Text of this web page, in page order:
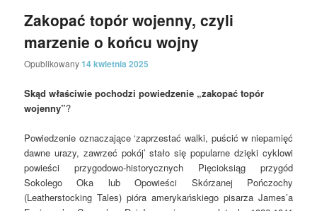
Zakopać topór wojenny, czyli
marzenie o końcu wojny
Opublikowany14 kwietnia 2025
Skąd właściwie pochodzi powiedzenie „zakopać topór
wojenny”?
Powiedzenie oznaczające ‘zaprzestać walki, puścić w niepamięć
dawne urazy, zawrzeć pokój’ stało się popularne dzięki cyklowi
powieści przygodowo-historycznych Pięcioksiąg przygód
Sokolego Oka lub Opowieści Skórzanej Pończochy
(Leatherstocking Tales) pióra amerykańskiego pisarza James’a